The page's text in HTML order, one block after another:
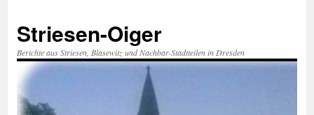
springen
Striesen-Oiger
Berichte aus Striesen, Blasewitz und Nachbar-Stadtteilen in Dresden